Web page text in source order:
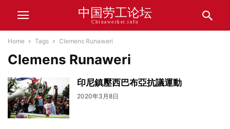
中国劳工论坛
Chinaworker.info
Home Tags Clemens Runaweri
Clemens Runaweri
印尼鎮壓西巴布亞抗議運動
2020年3月8日